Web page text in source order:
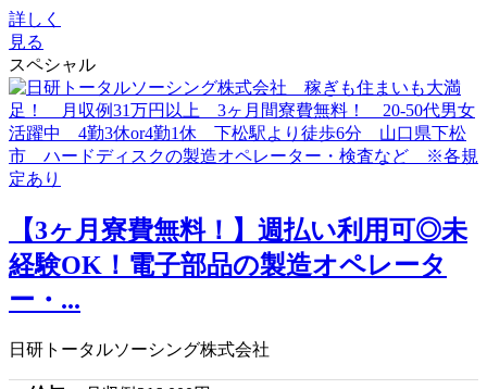
詳しく
見る
スペシャル
【3ヶ月寮費無料！】週払い利用可◎未
経験OK！電子部品の製造オペレータ
ー・...
日研トータルソーシング株式会社